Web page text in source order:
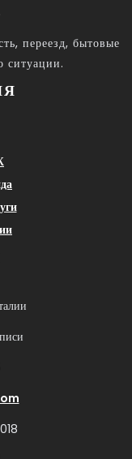
переезд, бытовые
ситуации.